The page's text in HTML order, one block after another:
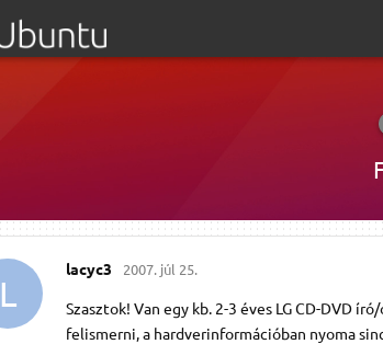
L
lacyc3 2007. júl 25.
Szasztok! Van egy kb. 2-3 éves LG CD-DVD
felismerni, a hardverinformációban nyoma